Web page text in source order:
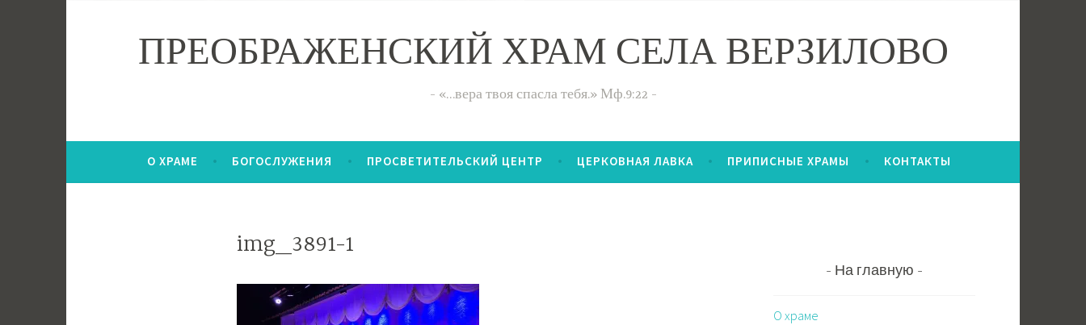
ПРЕОБРАЖЕНСКИЙ ХРАМ СЕЛА ВЕРЗИЛОВО
«…вера твоя спасла тебя.» Мф.9:22
О ХРАМЕ БОГОСЛУЖЕНИЯ ПРОСВЕТИТЕЛЬСКИЙ ЦЕНТР ЦЕРКОВНАЯ ЛАВКА ПРИПИСНЫЕ ХРАМЫ КОНТАКТЫ
img_3891-1
На главную
О храме